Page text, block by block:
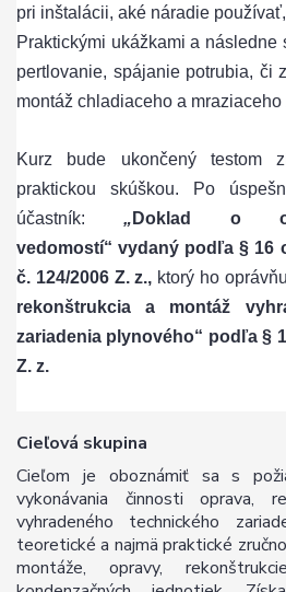
pri inštalácii, aké náradie
Praktickými ukážkami a následne
pertlovanie, spájanie potrubia, či
montáž chladiaceho a
Kurz bude ukončený testom
praktickou skúškou. Po
účastník:„ Doklad o
vedomostí“ vydaný podľa § 16
č. 124/2006 Z. z., ktorý ho
rekonštrukcia a montáž
zariadenia plynového“ podľa §
Z. z.
Cieľová skupina
Cieľom je oboznámiť sa s
vykonávania činnosti oprava,
vyhradeného technického
teoretické a najmä praktické
montáže, opravy,